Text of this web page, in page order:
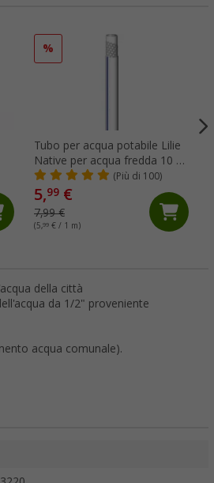
%
Tubo per acqua potabile Lilie
Native per acqua fredda 10 x
15 mm al metro(Più di 100)
5,99 €
7,99 €
(5,99 € / 1 m)
della città
da 1/2" proveniente
acqua comunale).